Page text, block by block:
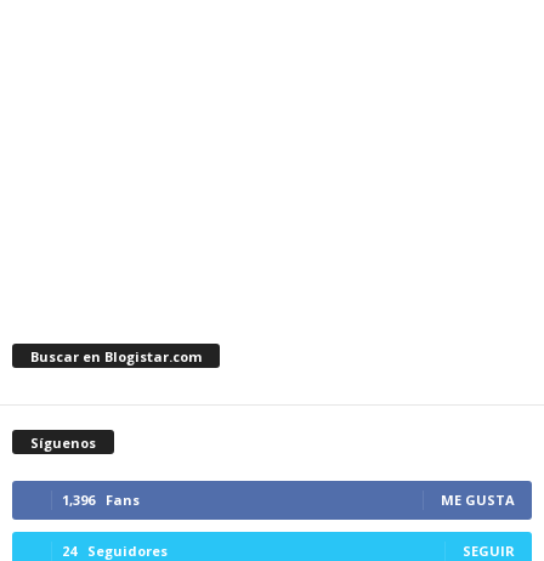
Buscar en Blogistar.com
Síguenos
1,396 Fans ME GUSTA
24 Seguidores SEGUIR